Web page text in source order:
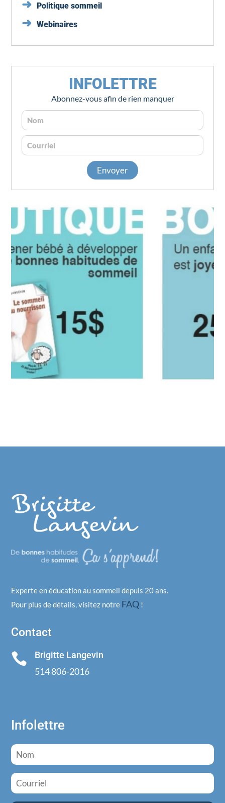
Politique sommeil
Webinaires
INFOLETTRE
Abonnez-vous afin de rien manquer
Experte en éducation au sommeil depuis 20 ans.
Pour plus de détails, visitez notre FAQ !
Contact
 Brigitte Langevin
514 806-2016
Infolettre